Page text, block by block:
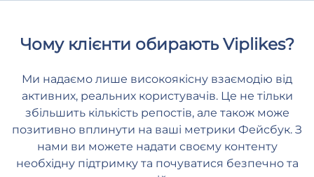
Чому клієнти обирають Viplikes?
Ми надаємо лише високоякісну взаємодію від
активних, реальних користувачів. Це не тільки
збільшить кількість репостів, але також може
позитивно вплинути на ваші метрики Фейсбук. З
нами ви можете надати своєму контенту
необхідну підтримку та почуватися безпечно та